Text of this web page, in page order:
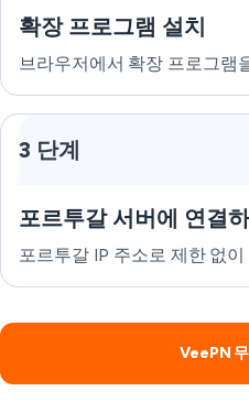
확장 프로그램 설치
브라우저에서 확장 프로그램
3 단계
포르투갈 서버에 연결
포르투갈 IP 주소로 제한 없
VeePN 무